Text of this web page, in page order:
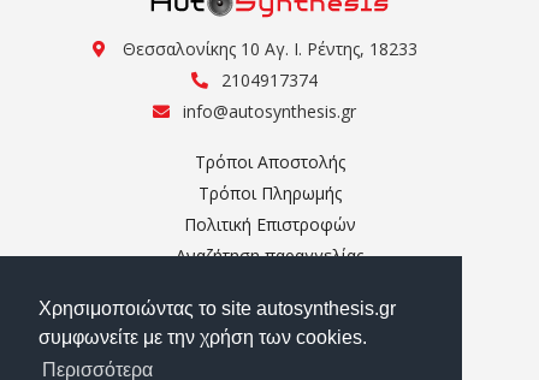
Χρησιμοποιώντας το site autosynthesis.gr
συμφωνείτε με την χρήση των cookies.
Περισσότερα
Θεσσαλονίκης 10 Αγ. Ι. Ρέντης, 18233
2104917374
info@autosynthesis.gr
Τρόποι Αποστολής
Τρόποι Πληρωμής
Πολιτική Επιστροφών
Αναζήτηση παραγγελίας
Σχετικά με εμάς
Επικοινωνία